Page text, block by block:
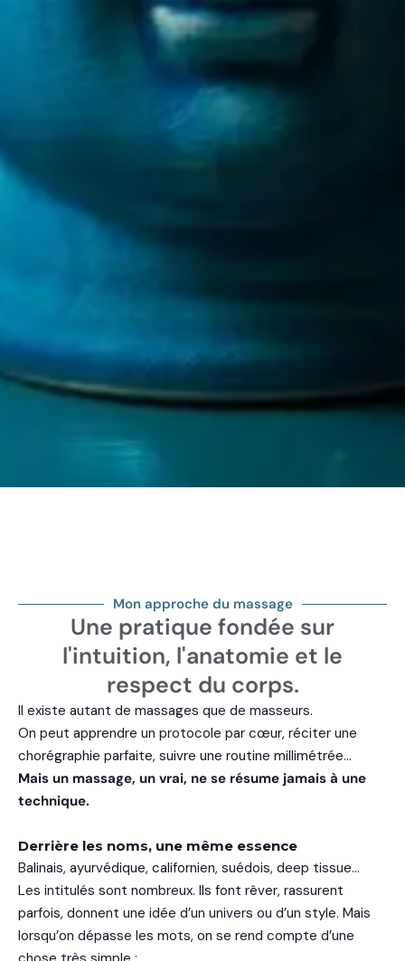
Mon approche du massage
Une pratique fondée sur
l'intuition, l'anatomie et le
respect du corps.
Il existe autant de massages que de masseurs.
On peut apprendre un protocole par cœur, réciter une
chorégraphie parfaite, suivre une routine millimétrée…
Mais un massage, un vrai, ne se résume jamais à une
technique.
Derrière les noms, une même essence
Balinais, ayurvédique, californien, suédois, deep tissue…
Les intitulés sont nombreux. Ils font rêver, rassurent
parfois, donnent une idée d’un univers ou d’un style. Mais
lorsqu’on dépasse les mots, on se rend compte d’une